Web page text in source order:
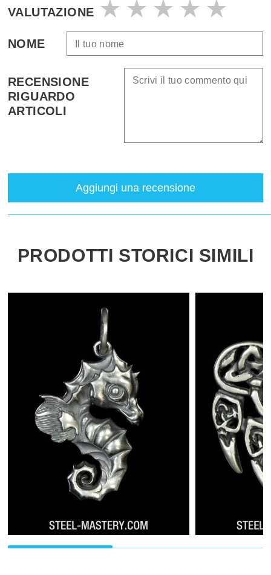
VALUTAZIONE
NOME
RECENSIONE
RIGUARDO
ARTICOLI
Aggiungi una recensione
PRODOTTI STORICI SIMILI